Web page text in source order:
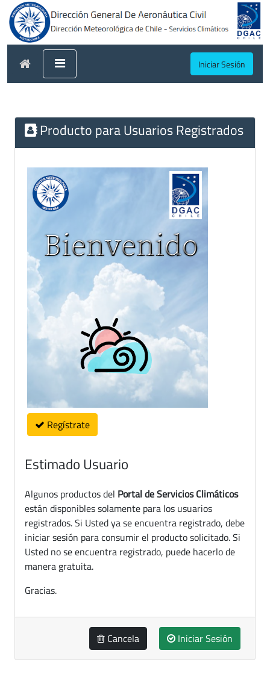
Iniciar Sesión
Producto para Usuarios Registrados
Regístrate
Estimado Usuario
Algunos productos del Portal de Servicios Climáticos
están disponibles solamente para los usuarios
registrados. Si Usted ya se encuentra registrado, debe
iniciar sesión para consumir el producto solicitado. Si
Usted no se encuentra registrado, puede hacerlo de
manera gratuita.
Gracias.
Cancela Iniciar Sesión